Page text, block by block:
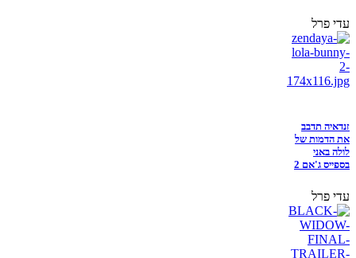
עדי פרל
זנדאיה תדבב
את הדמות של
לולה באני
בספייס ג'אם 2
עדי פרל